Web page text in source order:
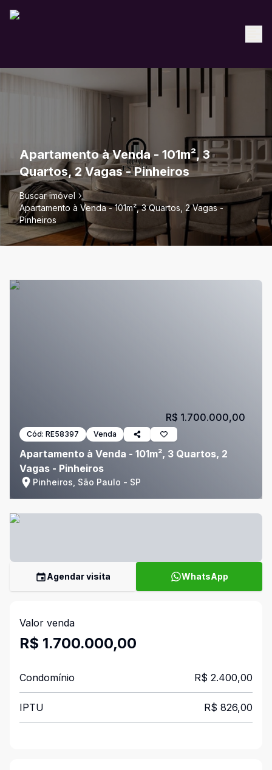
Apartamento à Venda - 101m², 3
Quartos, 2 Vagas - Pinheiros
Buscar imóvel
Apartamento à Venda - 101m², 3 Quartos, 2 Vagas -
Pinheiros
Cód: RE58397 Venda
Apartamento à Venda - 101m², 3 Quartos, 2
Vagas - Pinheiros
Pinheiros, São Paulo - SP
R$ 1.700.000,00
Agendar visita WhatsApp
Valor venda
R$ 1.700.000,00
Condomínio R$ 2.400,00
IPTU R$ 826,00